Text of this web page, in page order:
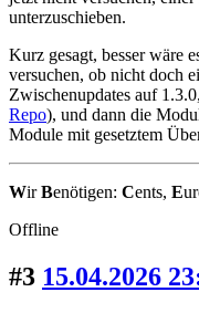
unterzuschieben.
Kurz gesagt, besser wäre
versuchen, ob nicht doch
Zwischenupdates auf
Repo), und dann die
Module mit gesetztem
WirBenötigen: Cents, E
Offline
#3 15.04.2026